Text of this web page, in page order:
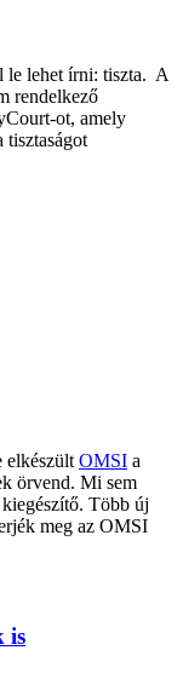
le lehet írni: tiszta. A
rendelkező
ot, amely
tisztaságot
elkészült OMSI a
örvend. Mi sem
Több új
meg az OMSI
is